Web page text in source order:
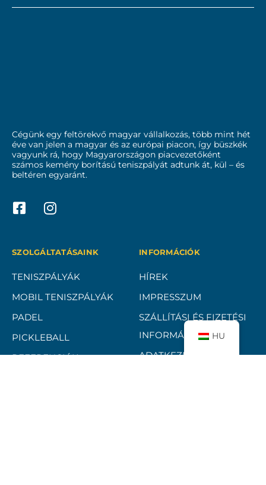
Cégünk egy feltörekvő magyar vállalkozás, több mint hét
éve van jelen a magyar és az európai piacon, így büszkék
vagyunk rá, hogy Magyarországon piacvezetőként
számos kemény borítású teniszpályát adtunk át, kül – és
beltéren egyaránt.
SZOLGÁLTATÁSAINK
TENISZPÁLYÁK
MOBIL TENISZPÁLYÁK
PADEL
PICKLEBALL
REFERENCIÁK
INFORMÁCIÓK
HÍREK
IMPRESSZUM
SZÁLLÍTÁSI ÉS FIZETÉSI
INFORMÁCIÓK
ADATKEZELÉSI
HU